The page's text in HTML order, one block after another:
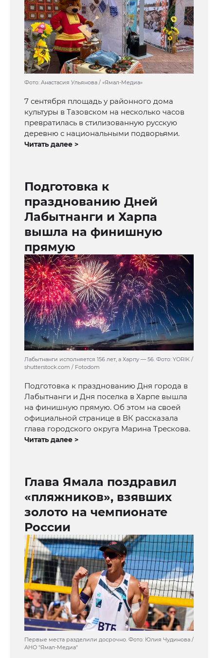
Фото: Анастасия Ульянова / «Ямал-Медиа»
7 сентября площадь у районного дома
культуры в Тазовском на несколько часов
превратилась в стилизованную русскую
деревню с национальными подворьями.
Читать далее >
Подготовка к
празднованию Дней
Лабытнанги и Харпа
вышла на финишную
прямую
Лабытнанги исполняется 156 лет, а Харпу — 56. Фото: YORIK /
shutterstock.com / Fotodom
Подготовка к празднованию Дня города в
Лабытнанги и Дня поселка в Харпе вышла
на финишную прямую. Об этом на своей
официальной странице в ВК рассказала
глава городского округа Марина Трескова.
Читать далее >
Глава Ямала поздравил
«пляжников», взявших
золото на чемпионате
России
Первые места разделили досрочно. Фото: Юлия Чудинова /
АНО "Ямал-Медиа"